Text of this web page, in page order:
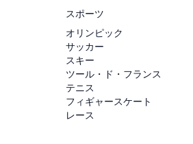
スポーツ
オリンピック
サッカー
スキー
ツール・ド・フランス
テニス
フィギャースケート
レース